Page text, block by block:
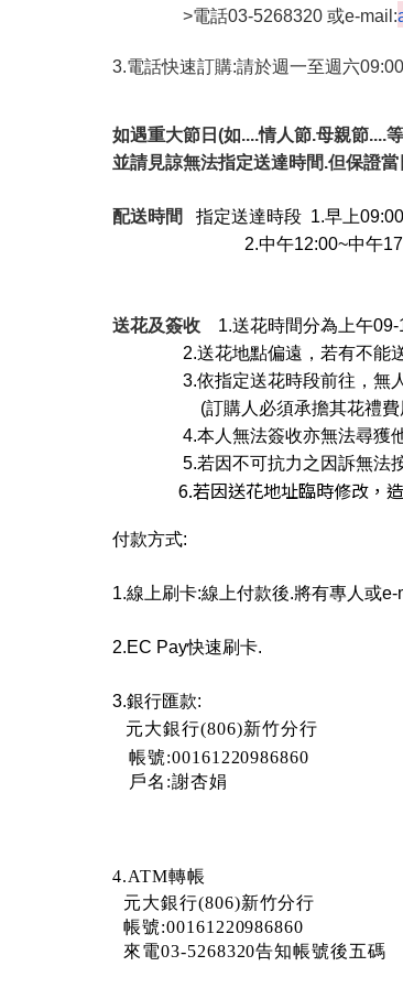
>電話03-5268320 或e-mail:
3.電話快速訂購:請於週一至週六
如遇重大節日(如....情人節.母親節....
並請見諒無法指定送達時間.但保證
配送時間 指定送達時段 1.早上
2.中午12:00~中午
送花及簽收 1.送花時間分為上午
2.送花地點偏遠，若有不能
3.依指定送花時段前往，無
(訂購人必須承擔其花禮費用
4.本人無法簽收亦無法尋獲他
5.若因不可抗力之因訴無法
6.若因送花地址臨時修改，造
付款方式:
1.線上刷卡:線上付款後.將有專人或e-
2.EC Pay快速刷卡.
3.銀行匯款:
元大銀行(806)新竹分行
帳號:00161220986860
戶名:謝杏娟
4.ATM轉帳
元大銀行(806)新竹分行
帳號:00161220986860
來電03-5268320告知帳號後五碼